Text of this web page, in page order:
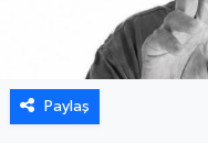
Paylaş